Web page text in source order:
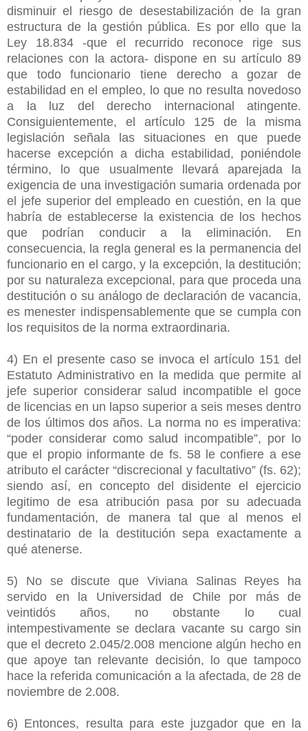
disminuir el riesgo de desestabilización de la gran
estructura de la gestión pública. Es por ello que la
Ley 18.834 -que el recurrido reconoce rige sus
relaciones con la actora- dispone en su artículo 89
que todo funcionario tiene derecho a gozar de
estabilidad en el empleo, lo que no resulta novedoso
a la luz del derecho internacional atingente.
Consiguientemente, el artículo 125 de la misma
legislación señala las situaciones en que puede
hacerse excepción a dicha estabilidad, poniéndole
término, lo que usualmente llevará aparejada la
exigencia de una investigación sumaria ordenada por
el jefe superior del empleado en cuestión, en la que
habría de establecerse la existencia de los hechos
que podrían conducir a la eliminación. En
consecuencia, la regla general es la permanencia del
funcionario en el cargo, y la excepción, la destitución;
por su naturaleza excepcional, para que proceda una
destitución o su análogo de declaración de vacancia,
es menester indispensablemente que se cumpla con
los requisitos de la norma extraordinaria.
4) En el presente caso se invoca el artículo 151 del
Estatuto Administrativo en la medida que permite al
jefe superior considerar salud incompatible el goce
de licencias en un lapso superior a seis meses dentro
de los últimos dos años. La norma no es imperativa:
“poder considerar como salud incompatible”, por lo
que el propio informante de fs. 58 le confiere a ese
atributo el carácter “discrecional y facultativo” (fs. 62);
siendo así, en concepto del disidente el ejercicio
legitimo de esa atribución pasa por su adecuada
fundamentación, de manera tal que al menos el
destinatario de la destitución sepa exactamente a
qué atenerse.
5) No se discute que Viviana Salinas Reyes ha
servido en la Universidad de Chile por más de
veintidós años, no obstante lo cual
intempestivamente se declara vacante su cargo sin
que el decreto 2.045/2.008 mencione algún hecho en
que apoye tan relevante decisión, lo que tampoco
hace la referida comunicación a la afectada, de 28 de
noviembre de 2.008.
6) Entonces, resulta para este juzgador que en la